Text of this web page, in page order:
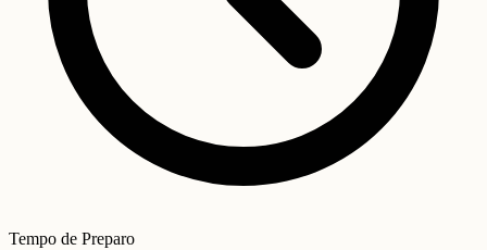
Tempo de Preparo